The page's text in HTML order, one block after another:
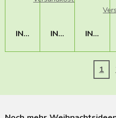
IN DEN WARENKORB
IN DEN IN DEN
1